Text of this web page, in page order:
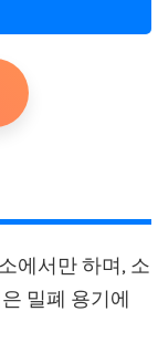
에서만 하며, 소
밀폐 용기에